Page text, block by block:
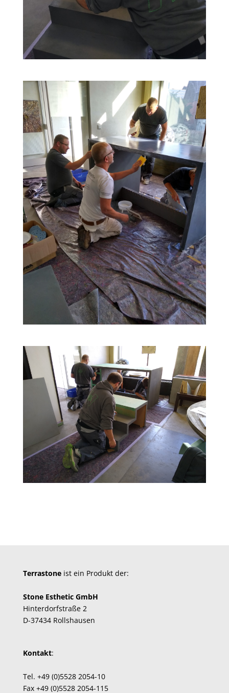
Terrastone ist ein Produkt der:
Stone Esthetic GmbH
Hinterdorfstraße 2
D-37434 Rollshausen
Kontakt:
Tel. +49 (0)5528 2054-10
Fax +49 (0)5528 2054-115